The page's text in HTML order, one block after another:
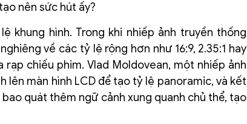
nên sức hút ấy?
khung hình. Trong khi nhiếp ảnh truyền thống
về các tỷ lệ rộng hơn như 16:9, 2.35:1 hay
chiếu phim. Vlad Moldovean, một nhiếp ảnh
lên màn hình LCD để tạo tỷ lệ panoramic, và kết
quát thêm ngữ cảnh xung quanh chủ thể, tạo